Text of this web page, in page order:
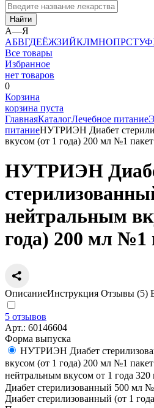
Найти
А—Я
АБВГДЕЁЖЗИЙКЛМНОПРСТУФ
Все товары
Избранное
нет товаров
0
Корзина
корзина пуста
ГлавнаяКаталогЛечебное питание
питаниеНУТРИЭН Диабет
вкусом (от 1 года) 200 мл №1 пакет
НУТРИЭН
нейтральным
года) 200 мл №1
ОписаниеИнструкция Отзывы (5)
5 отзывов
Арт.: 60146604
Форма выпуска
НУТРИЭН Диабет
вкусом (от 1 года) 200 мл №1 пакет
нейтральным вкусом от 1 года
Диабет стерилизованный 500 мл
Диабет стерилизованный (от 1